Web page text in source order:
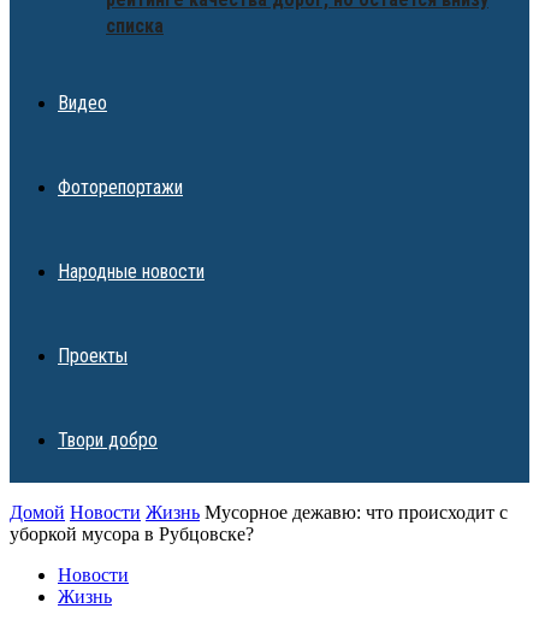
списка
Видео
Фоторепортажи
Народные новости
Проекты
Твори добро
Домой Новости Жизнь Мусорное дежавю: что происходит с
уборкой мусора в Рубцовске?
Новости
Жизнь